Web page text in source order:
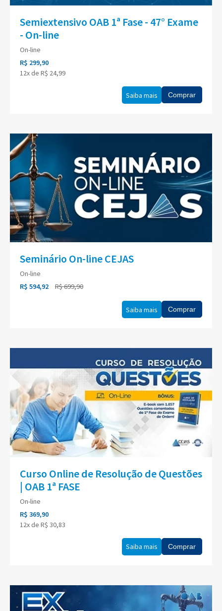
Semiextensivo OAB 1ª Fase - 47° Exame
- On-line
On-line
R$ 299,90
12x de R$ 24,99
Saiba mais Comprar
Seminário On-line CEJAS
On-line
R$ 594,92
R$ 699,90
Saiba mais Comprar
Curso Online de Resolução de Questões
| OAB 1ª FASE
On-line
R$ 369,90
12x de R$ 30,83
Saiba mais Comprar